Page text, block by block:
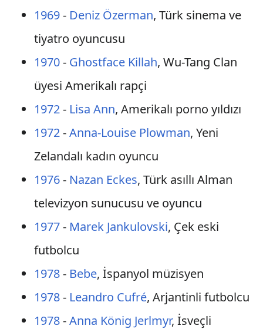
1969- Deniz Özerman, Türk sinema ve
tiyatro oyuncusu
1970- Ghostface Killah, Wu-Tang Clan
üyesi Amerikalı rapçi
1972- Lisa Ann, Amerikalı porno yıldızı
1972-Anna-Louise Plowman, Yeni
Zelandalı kadın oyuncu
1976- Nazan Eckes, Türk asıllı Alman
televizyon sunucusu ve oyuncu
1977- Marek Jankulovski, Çek eski
futbolcu
1978- Bebe, İspanyol müzisyen
1978- Leandro Cufré, Arjantinli futbolcu
1978-Anna König Jerlmyr, İsveçli